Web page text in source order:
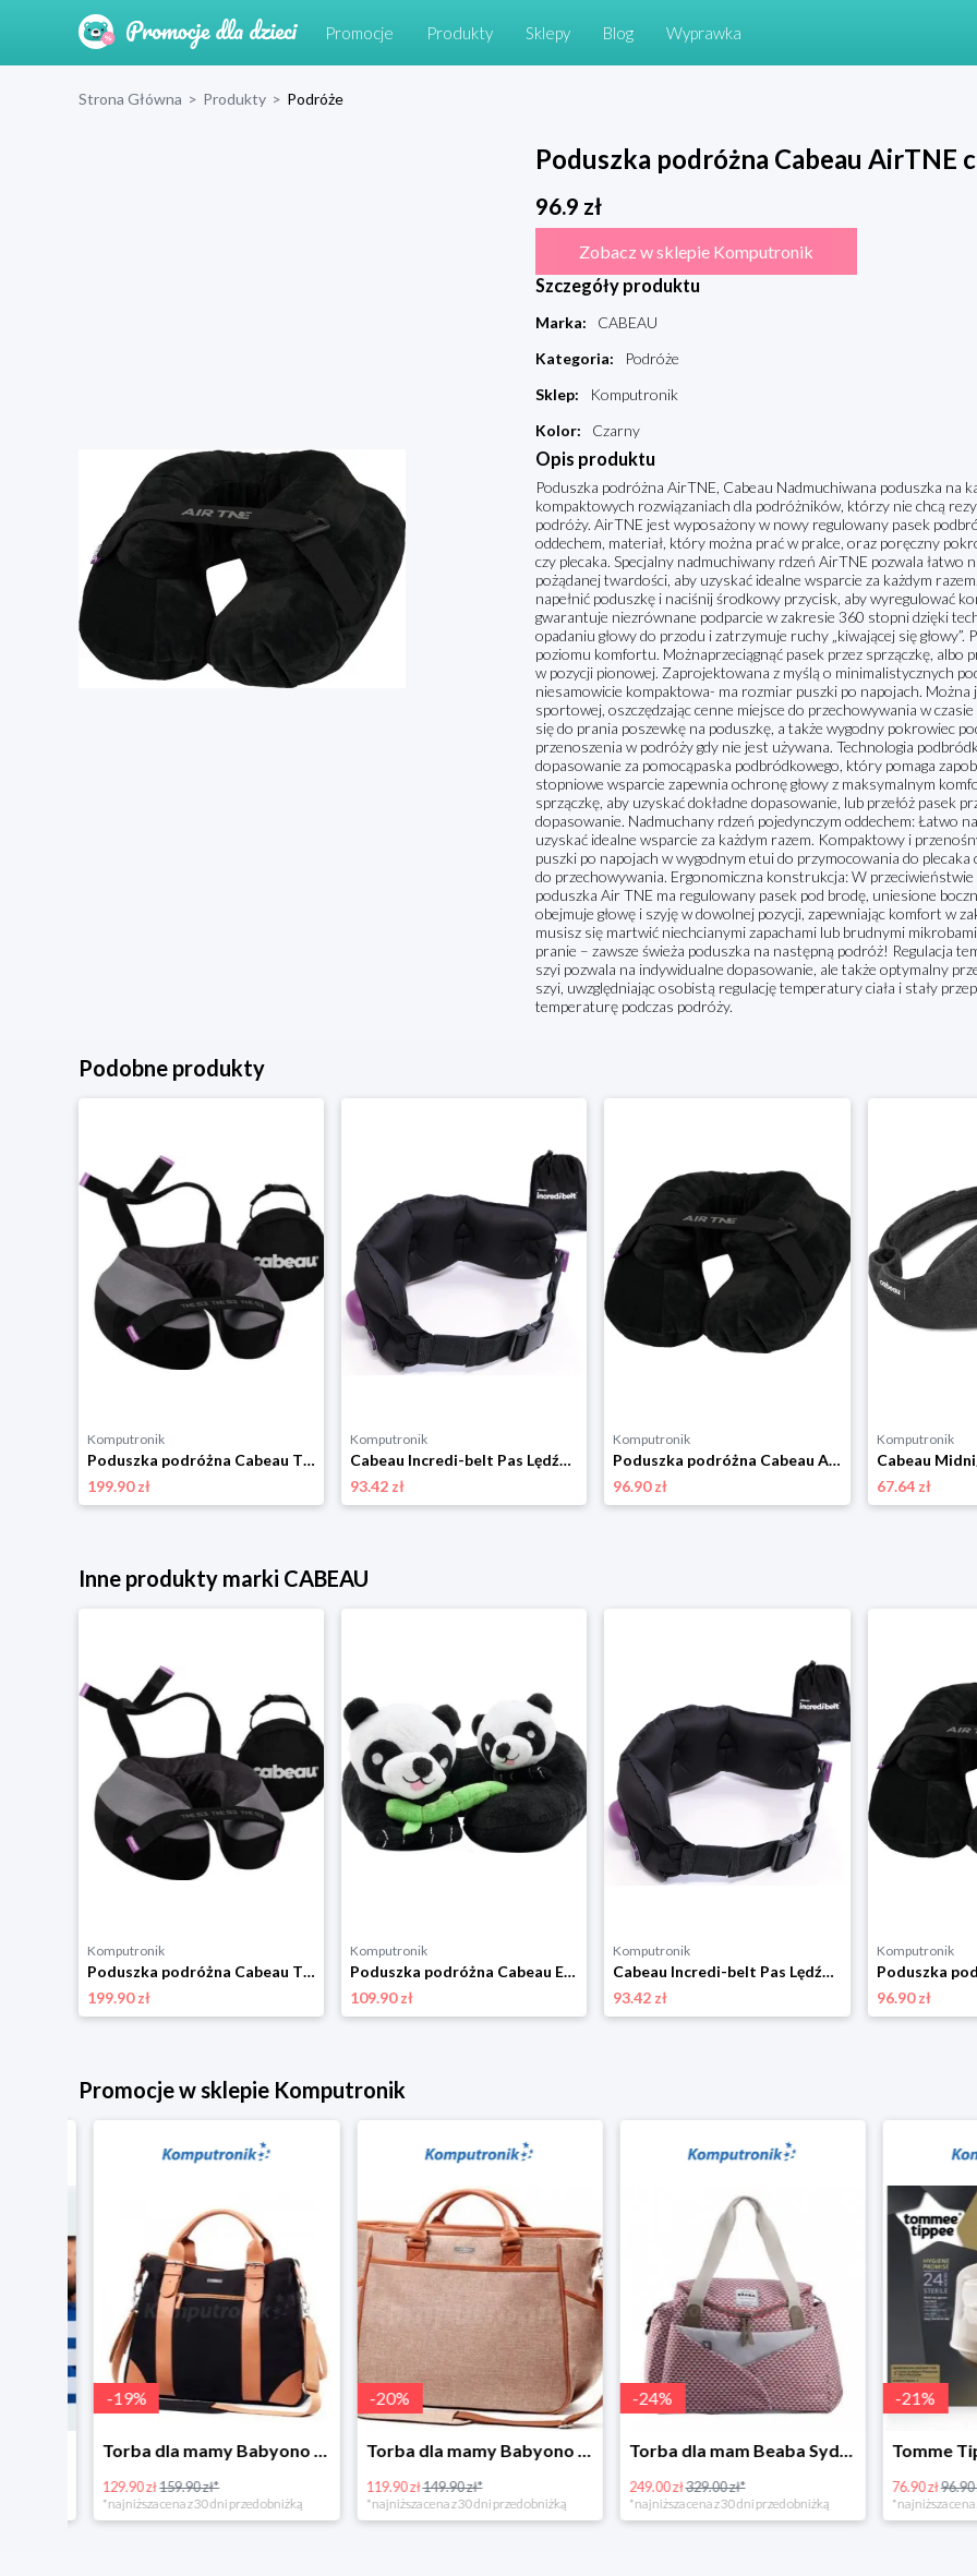
Promocje Produkty Sklepy Blog Wyprawka
Strona Główna > Produkty > Podróże
Poduszka podróżna Cabeau AirTNE
96.9 zł
Zobacz w sklepie Komputronik
Szczegóły produktu
Marka:
CABEAU
Kategoria:
Podróże
Sklep:
Komputronik
Kolor: Czarny
Opis produktu
Poduszka podróżna AirTNE, Cabeau Nadmuchiwana poduszka na
kompaktowych rozwiązaniach dla podróżników, którzy nie chcą
podróży. AirTNE jest wyposażony w nowy regulowany pasek
oddechem, materiał, który można prać w pralce, oraz poręczny
czy plecaka. Specjalny nadmuchiwany rdzeń AirTNE pozwala łatwo
pożądanej twardości, aby uzyskać idealne wsparcie za każdym
napełnić poduszkę i naciśnij środkowy przycisk, aby wyregulować
gwarantuje niezrównane podparcie w zakresie 360 stopni dzięki
opadaniu głowy do przodu i zatrzymuje ruchy „kiwającej się
poziomu komfortu. Możnaprzeciągnąć pasek przez sprzączkę, albo
w pozycji pionowej. Zaprojektowana z myślą o minimalistycznych
niesamowicie kompaktowa- ma rozmiar puszki po napojach.
sportowej, oszczędzając cenne miejsce do przechowywania w
się do prania poszewkę na poduszkę, a także wygodny pokrowiec
przenoszenia w podróży gdy nie jest używana. Technologia
dopasowanie za pomocąpaska podbródkowego, który pomaga
stopniowe wsparcie zapewnia ochronę głowy z maksymalnym
sprzączkę, aby uzyskać dokładne dopasowanie, lub przełóż pasek
dopasowanie. Nadmuchany rdzeń pojedynczym oddechem: Łatwo
uzyskać idealne wsparcie za każdym razem. Kompaktowy i
puszki po napojach w wygodnym etui do przymocowania do
do przechowywania. Ergonomiczna konstrukcja: W
poduszka Air TNE ma regulowany pasek pod brodę, uniesione
obejmuje głowę i szyję w dowolnej pozycji, zapewniając komfort w
musisz się martwić niechcianymi zapachami lub brudnymi
pranie – zawsze świeża poduszka na następną podróż! Regulacja
szyi pozwala na indywidualne dopasowanie, ale także optymalny
szyi, uwzględniając osobistą regulację temperatury ciała i stały
temperaturę podczas podróży.
Podobne produkty
Komputronik
Poduszka podróżna Cabeau TNE-S3 Berlin Black Gray
199.90 zł
Komputronik
Cabeau Incredi-belt Pas Lędźwiowy czarny
93.42 zł
Komputronik
Poduszka podróżna Cabeau AirTNE czarny
96.90 zł
Komputronik
Cabeau
67.64 zł
Inne produkty marki CABEAU
Komputronik
Poduszka podróżna Cabeau TNE-S3 Berlin Black Gray
199.90 zł
Komputronik
Poduszka podróżna Cabeau Evo Kids Pandy czarno-biały
109.90 zł
Komputronik
Cabeau Incredi-belt Pas Lędźwiowy czarny
93.42 zł
Komputronik
96.90 zł
Promocje w sklepie Komputronik
19%
Torba dla mamy Babyono 1505/01 Comfort Icoinic 5/5
129.90 zł159.90 zł*
*najniższa cena z 30 dni przed obniżką
20%
Torba dla mamy Babyono 1507/01 Comfort Chic w super cenie
119.90 zł149.90 zł*
*najniższa cena z 30 dni przed obniżką
24%
Torba dla mam Beaba Sydney Play Print marsala
249.00 zł329.00 zł*
*najniższa cena z 30 dni przed obniżką
21%
76.90 zł96.90 zł*
*najniższa cena z